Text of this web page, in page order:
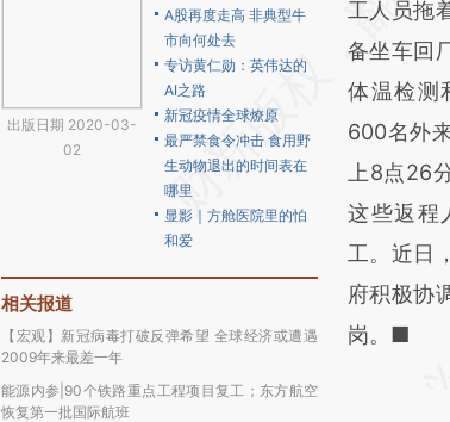
出版日期 2020-03-
02
A股再度走高 非典型牛
市向何处去
专访黄仁勋：英伟达的
AI之路
新冠疫情全球燎原
最严禁食令冲击 食用野
生动物退出的时间表在
哪里
显影｜方舱医院里的怕
和爱
相关报道
【宏观】新冠病毒打破反弹希望 全球经济或遭遇
2009年来最差一年
能源内参|90个铁路重点工程项目复工；东方航空
恢复第一批国际航班
(https://
而成，可
财新观点
比对和校
工人员拖
备坐车回
体温检测
600名外
上8点26
这些返程
工。近日
府积极协
岗。■